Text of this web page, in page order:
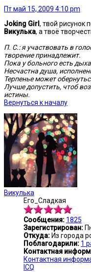
Пт май 15, 2009 4:10 pm
Joking Girl , твой рисунок
Викулька, а твоё
П. С.: я участвовать в
творение принадлежит.
Пока у больного есть
Несчастна душа,
Терпенье может
Лучше допустить, чтоб
истины.
Вернуться к началу
Викулька
Его_Сладкая
Сообщения: 1825
Зарегистрирован:
Откуда: Из города
Поблагодарили: 1
Контактная
Контактная
ICQ